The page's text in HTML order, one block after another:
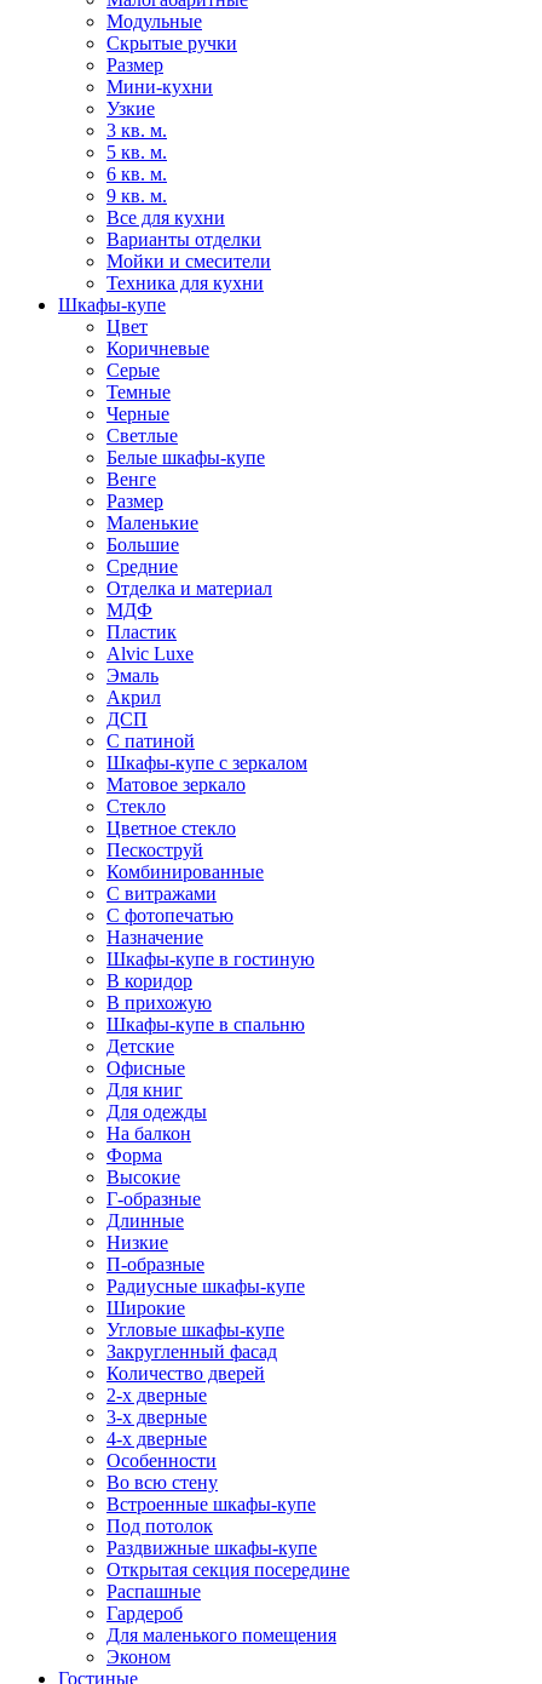
Модульные
Скрытые ручки
Размер
Мини-кухни
Узкие
3 кв. м.
5 кв. м.
6 кв. м.
9 кв. м.
Все для кухни
Варианты отделки
Мойки и смесители
Техника для кухни
Шкафы-купе
Цвет
Коричневые
Серые
Темные
Черные
Светлые
Белые шкафы-купе
Венге
Размер
Маленькие
Большие
Средние
Отделка и материал
МДФ
Пластик
Alvic Luxe
Эмаль
Акрил
ДСП
С патиной
Шкафы-купе с зеркалом
Матовое зеркало
Стекло
Цветное стекло
Пескоструй
Комбинированные
С витражами
С фотопечатью
Назначение
Шкафы-купе в гостиную
В коридор
В прихожую
Шкафы-купе в спальню
Детские
Офисные
Для книг
Для одежды
На балкон
Форма
Высокие
Г-образные
Длинные
Низкие
П-образные
Радиусные шкафы-купе
Широкие
Угловые шкафы-купе
Закругленный фасад
Количество дверей
2-х дверные
3-х дверные
4-х дверные
Особенности
Во всю стену
Встроенные шкафы-купе
Под потолок
Раздвижные шкафы-купе
Открытая секция посередине
Распашные
Гардероб
Для маленького помещения
Эконом
Гостиные